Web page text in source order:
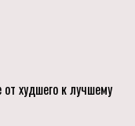
худшего к лучшему